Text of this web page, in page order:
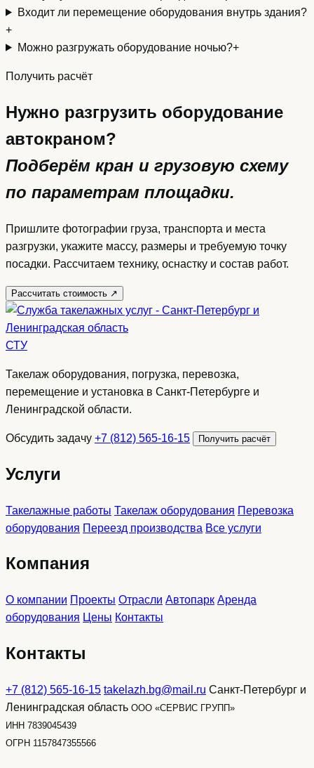
Входит ли перемещение оборудования внутрь здания?
+
Можно разгружать оборудование ночью?+
Получить расчёт
Нужно разгрузить оборудование
автокраном?
Подберём кран и грузовую схему
по параметрам площадки.
Пришлите фотографии груза, транспорта и места
разгрузки, укажите массу, размеры и требуемую точку
посадки. Рассчитаем технику, оснастку и состав работ.
Рассчитать стоимость ↗
СТУ
Такелаж оборудования, погрузка, перевозка,
перемещение и установка в Санкт-Петербурге и
Ленинградской области.
Обсудить задачу +7 (812) 565-16-15 Получить расчёт
Услуги
Такелажные работы Такелаж оборудования Перевозка
оборудования Переезд производства Все услуги
Компания
О компании Проекты Отрасли Автопарк Аренда
оборудования Цены Контакты
Контакты
+7 (812) 565-16-15 takelazh.bg@mail.ru Санкт-Петербург и
Ленинградская область ООО «СЕРВИС ГРУПП»
ИНН 7839045439
ОГРН 1157847355566